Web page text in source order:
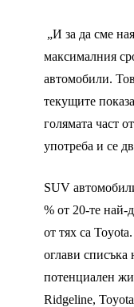
„И за да сме
максималния
автомобили.
текущите
голямата част
употреба и се
SUV
% от 20-те най-
от тях са
оглави списъка
потенциален
Ridgeline,